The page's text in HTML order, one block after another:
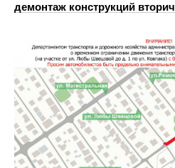
демонтаж конструкций